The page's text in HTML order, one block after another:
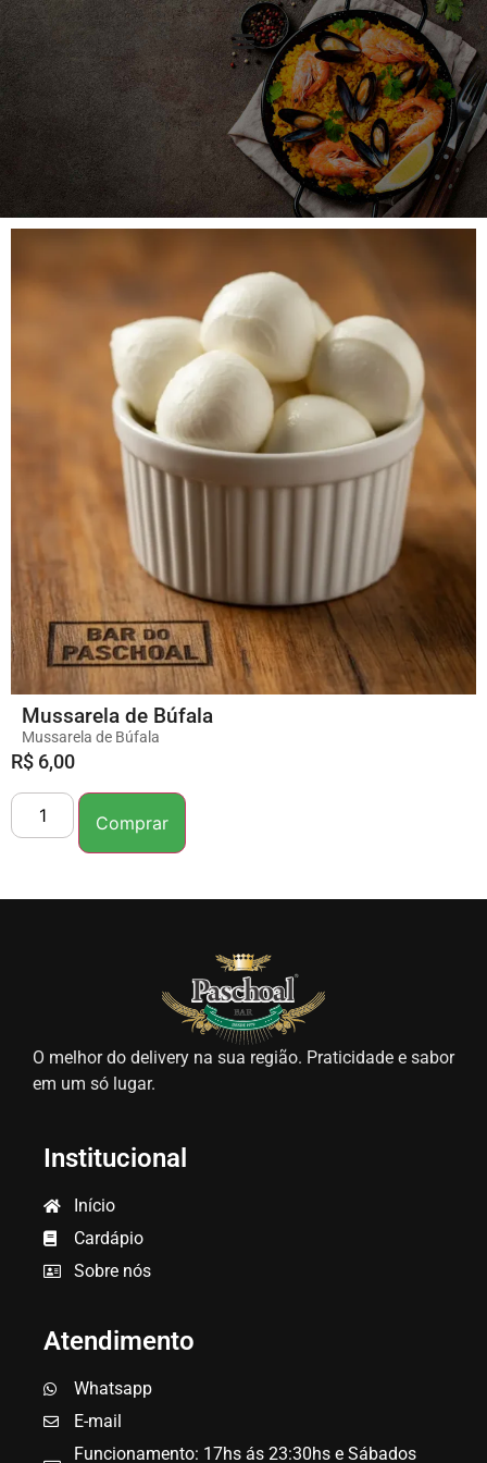
Mussarela de Búfala
Mussarela de Búfala
R$ 6,00
Comprar
O melhor do delivery na sua região. Praticidade e sabor
em um só lugar.
Institucional
Início
Cardápio
Sobre nós
Atendimento
Whatsapp
E-mail
Funcionamento: 17hs ás 23:30hs e Sábados